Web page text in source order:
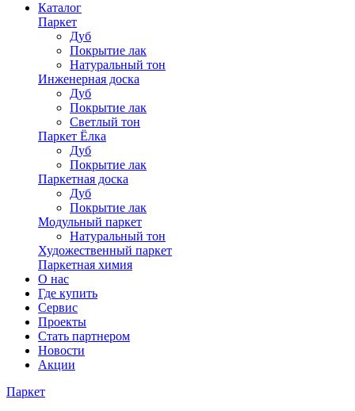
Каталог
Паркет
Дуб
Покрытие лак
Натуральный тон
Инженерная доска
Дуб
Покрытие лак
Светлый тон
Паркет Ёлка
Дуб
Покрытие лак
Паркетная доска
Дуб
Покрытие лак
Модульный паркет
Натуральный тон
Художественный паркет
Паркетная химия
О нас
Где купить
Сервис
Проекты
Стать партнером
Новости
Акции
Паркет